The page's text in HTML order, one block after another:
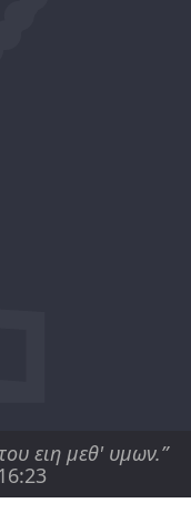
ειη μεθ' υμων.”